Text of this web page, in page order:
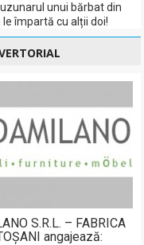
unui bărbat din
împartă cu alții doi!
S.R.L. – FABRICA
angajează: